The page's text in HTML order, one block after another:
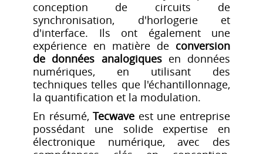
conception de circuits de
synchronisation, d'horlogerie et
d'interface. Ils ont également une
expérience en matière de conversion
de données analogiquesen données
numériques, en utilisant des
techniques telles que l'échantillonnage,
la quantification et la modulation.
En résumé, Tecwave est une entreprise
possédant une solide expertise en
électronique numérique, avec des